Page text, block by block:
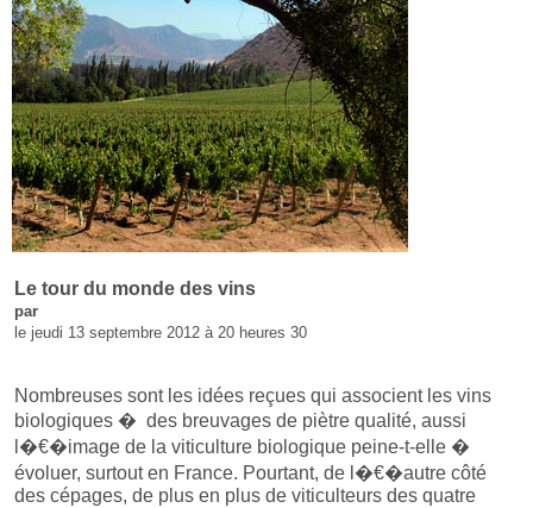
Le tour du monde des vins
par
le jeudi 13 septembre 2012 à 20 heures 30
Nombreuses sont les idées reçues qui associent les vins
biologiques � des breuvages de piètre qualité, aussi
l�€�image de la viticulture biologique peine-t-elle �
évoluer, surtout en France. Pourtant, de l�€�autre côté
des cépages, de plus en plus de viticulteurs des quatre